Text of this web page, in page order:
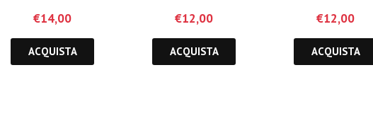
€14,00
ACQUISTA
€12,00
ACQUISTA
€12,00
ACQUISTA